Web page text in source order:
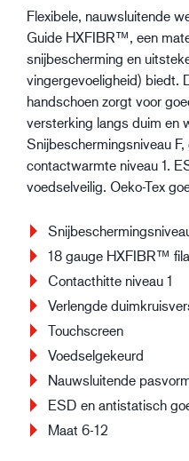
Flexibele, nauwsluitende
Guide HXFIBR™, een
snijbescherming en
vingergevoeligheid) biedt.
handschoen zorgt voor
versterking langs duim en
Snijbeschermingsniveau
contactwarmte niveau 1.
voedselveilig. Oeko-Tex
18 gauge HXFIBR™
Contacthitte niveau 1
Verlengde
Touchscreen
Voedselgekeurd
Nauwsluitende
ESD en antistatisch
Maat 6-12